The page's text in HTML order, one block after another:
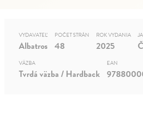
VYDAVATEĽ
Albatros
POČET STRÁN
48
ROK VYDANIA
2025
VÄZBA
Tvrdá väzba / Hardback
EAN